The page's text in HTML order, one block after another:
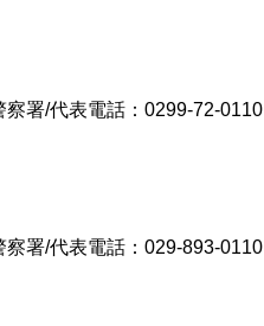
署/代表電話：0299-72-0110
署/代表電話：029-893-0110